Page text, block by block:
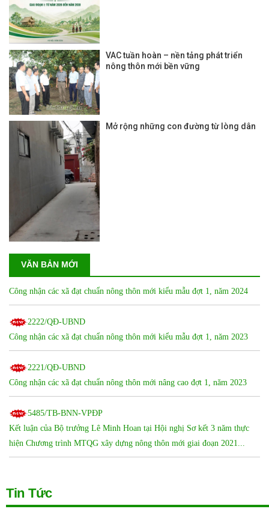
VAC tuần hoàn – nền tảng phát triển
nông thôn mới bền vững
Mở rộng những con đường từ lòng dân
VĂN BẢN MỚI
2655/QĐ-UBND
Công nhận các xã đạt chuẩn nông thôn mới kiểu mẫu đợt 1, năm 2024
Công nhận các xã đạt chuẩn nông thôn mới kiểu mẫu đợt 1, năm 2023
Công nhận các xã đạt chuẩn nông thôn mới nâng cao đợt 1, năm 2023
Kết luận của Bộ trưởng Lê Minh Hoan tại Hội nghị Sơ kết 3 năm thực
hiện Chương trình MTQG xây dựng nông thôn mới giai đoạn 2021...
Hưng Yên năm 2023
Tin Tức